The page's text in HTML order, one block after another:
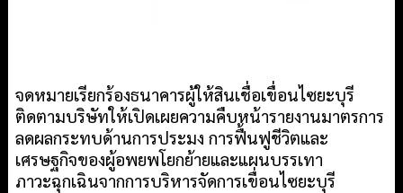
จดหมายเรียกร้องธนาคารผู้ให้สินเชื่อเขื่อนไซยะบุรี
ติดตามบริษัทให้เปิดเผยความคืบหน้ารายงานมาตรการ
ลดผลกระทบด้านการประมง การฟื้นฟูชีวิตและ
เศรษฐกิจของผู้อพยพโยกย้ายและแผนบรรเทา
ภาวะฉุกเฉินจากการบริหารจัดการเขื่อนไซยะบุรี